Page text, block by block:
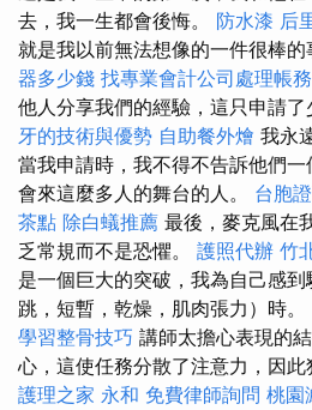
去，我一生都會後悔。 防水漆 后
就是我以前無法想像的一件很棒的
器多少錢 找專業會計公司處理帳務
他人分享我們的經驗，這只申請了
牙的技術與優勢 自助餐外燴 我永
當我申請時，我不得不告訴他們
會來這麼多人的舞台的人。 台胞
茶點 除白蟻推薦 最後，麥克風在
乏常規而不是恐懼。 護照代辦 竹
是一個巨大的突破，我為自己感
跳，短暫，乾燥，肌肉張力）時。
學習整骨技巧 講師太擔心表現的
心，這使任務分散了注意力，因此
護理之家 永和 免費律師詢問 桃園